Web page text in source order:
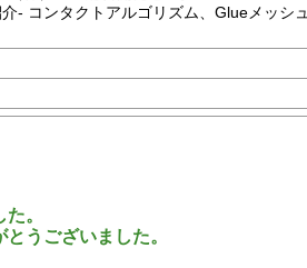
- コンタクトアルゴリズム、Glueメッシュ
。
うございました。